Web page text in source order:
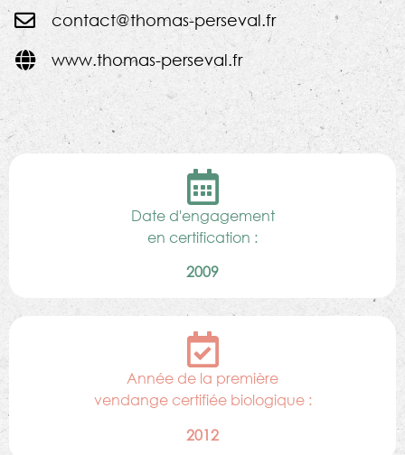
contact@thomas-perseval.fr
www.thomas-perseval.fr
Date d'engagement
en certification :
2009
Année de la première
vendange certifiée biologique :
2012